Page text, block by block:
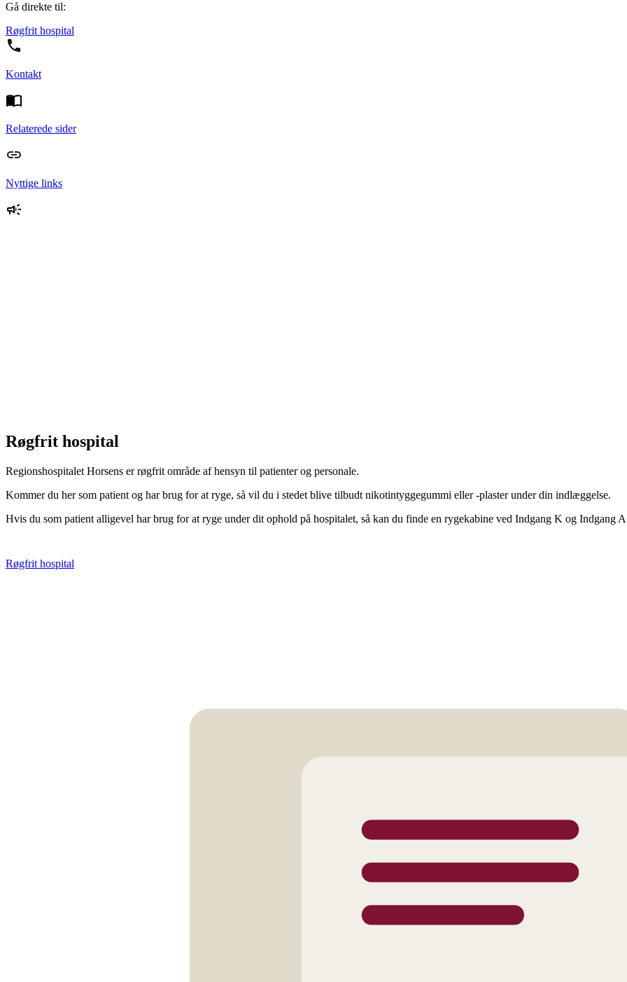
Gå direkte til:
Røgfrit hospital
Kontakt
Relaterede sider
Nyttige links
Røgfrit hospital
Regionshospitalet Horsens er røgfrit område af hensyn til patienter og personale.
Kommer du her som patient og har brug for at ryge, så vil du i stedet blive tilbudt nikotintyggegummi eller -plaster under din indlæggelse.
Hvis du som patient alligevel har brug for at ryge under dit ophold på hospitalet, så kan du finde en rygekabine ved Indgang K og Indgang
Røgfrit hospital